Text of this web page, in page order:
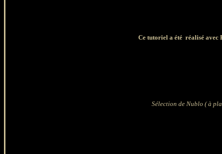
Ce tutoriel a été réalisé avec
Sélection de Nublo ( à